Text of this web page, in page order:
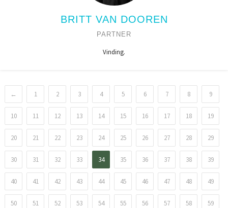
BRITT VAN DOOREN
PARTNER
Vinding.
← 1 2 3 4 5 6 7 8 9
10 11 12 13 14 15 16 17 18 19
20 21 22 23 24 25 26 27 28 29
30 31 32 33 34 35 36 37 38 39
40 41 42 43 44 45 46 47 48 49
50 51 52 53 54 55 56 57 58 59